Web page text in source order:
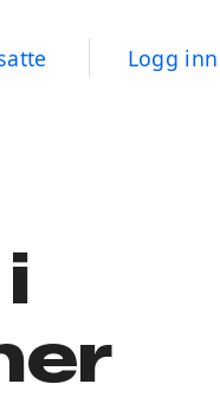
Logg inn